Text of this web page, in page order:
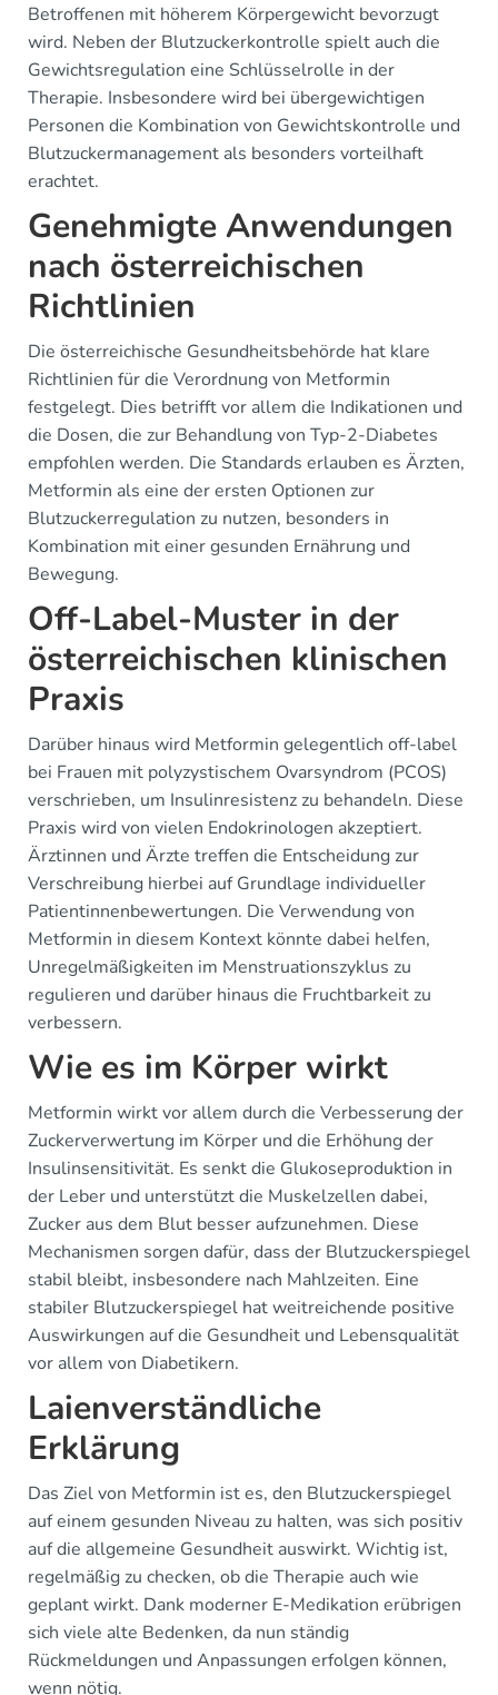
Betroffenen mit höherem Körpergewicht bevorzugt
wird. Neben der Blutzuckerkontrolle spielt auch die
Gewichtsregulation eine Schlüsselrolle in der
Therapie. Insbesondere wird bei übergewichtigen
Personen die Kombination von Gewichtskontrolle und
Blutzuckermanagement als besonders vorteilhaft
erachtet.
Genehmigte Anwendungen
nach österreichischen
Richtlinien
Die österreichische Gesundheitsbehörde hat klare
Richtlinien für die Verordnung von Metformin
festgelegt. Dies betrifft vor allem die Indikationen und
die Dosen, die zur Behandlung von Typ-2-Diabetes
empfohlen werden. Die Standards erlauben es Ärzten,
Metformin als eine der ersten Optionen zur
Blutzuckerregulation zu nutzen, besonders in
Kombination mit einer gesunden Ernährung und
Bewegung.
Off-Label-Muster in der
österreichischen klinischen
Praxis
Darüber hinaus wird Metformin gelegentlich off-label
bei Frauen mit polyzystischem Ovarsyndrom (PCOS)
verschrieben, um Insulinresistenz zu behandeln. Diese
Praxis wird von vielen Endokrinologen akzeptiert.
Ärztinnen und Ärzte treffen die Entscheidung zur
Verschreibung hierbei auf Grundlage individueller
Patientinnenbewertungen. Die Verwendung von
Metformin in diesem Kontext könnte dabei helfen,
Unregelmäßigkeiten im Menstruationszyklus zu
regulieren und darüber hinaus die Fruchtbarkeit zu
verbessern.
Wie es im Körper wirkt
Metformin wirkt vor allem durch die Verbesserung der
Zuckerverwertung im Körper und die Erhöhung der
Insulinsensitivität. Es senkt die Glukoseproduktion in
der Leber und unterstützt die Muskelzellen dabei,
Zucker aus dem Blut besser aufzunehmen. Diese
Mechanismen sorgen dafür, dass der Blutzuckerspiegel
stabil bleibt, insbesondere nach Mahlzeiten. Eine
stabiler Blutzuckerspiegel hat weitreichende positive
Auswirkungen auf die Gesundheit und Lebensqualität
vor allem von Diabetikern.
Laienverständliche
Erklärung
Das Ziel von Metformin ist es, den Blutzuckerspiegel
auf einem gesunden Niveau zu halten, was sich positiv
auf die allgemeine Gesundheit auswirkt. Wichtig ist,
regelmäßig zu checken, ob die Therapie auch wie
geplant wirkt. Dank moderner E-Medikation erübrigen
sich viele alte Bedenken, da nun ständig
Rückmeldungen und Anpassungen erfolgen können,
wenn nötig.